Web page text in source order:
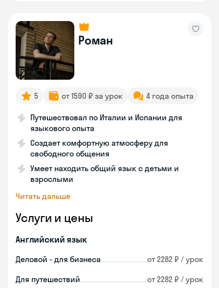
Роман
5 от 1590 ₽ за урок 4 года опыта
Путешествовал по Италии и Испании для
языкового опыта
Создает комфортную атмосферу для
свободного общения
Умеет находить общий язык с детьми и
взрослыми
Читать дальше
Услуги и цены
Английский язык
Деловой - для бизнеса от 2282 ₽ / урок
Для путешествий от 2282 ₽ / урок